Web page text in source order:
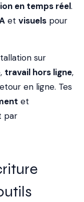
en temps réel.
et visuels pour
sur
travail hors ligne,
en ligne. Tes
et
par